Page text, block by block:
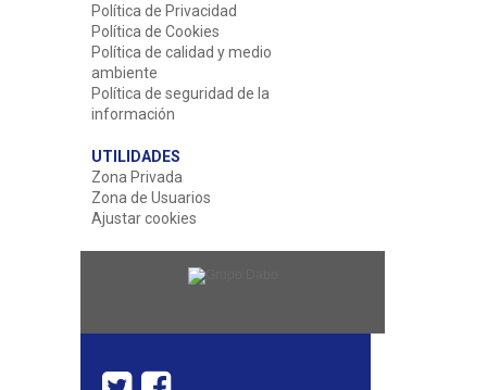
Política de Privacidad
Política de Cookies
Política de calidad y medio
ambiente
Política de seguridad de la
información
UTILIDADES
Zona Privada
Zona de Usuarios
Ajustar cookies